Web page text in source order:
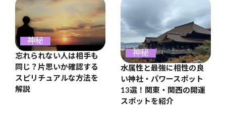
神秘
忘れられない人は相手も
同じ？片思いか確認する
スピリチュアルな方法を
解説
神秘
水属性と最強に相性の良
い神社・パワースポット
13選！関東・関西の開運
スポットを紹介